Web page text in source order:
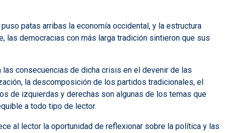
patas arribas la economía occidental, y la estructura
las democracias con más larga tradición sintieron que sus
consecuencias de dicha crisis en el devenir de las
la descomposición de los partidos tradicionales, el
de izquierdas y derechas son algunas de los temas que
a todo tipo de lector.
al lector la oportunidad de reflexionar sobre la política y las